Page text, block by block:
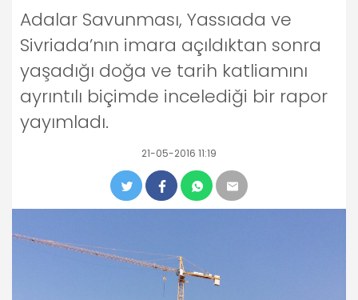
Adalar Savunması, Yassıada ve
Sivriada’nın imara açıldıktan sonra
yaşadığı doğa ve tarih katliamını
ayrıntılı biçimde incelediği bir rapor
yayımladı.
21-05-2016 11:19